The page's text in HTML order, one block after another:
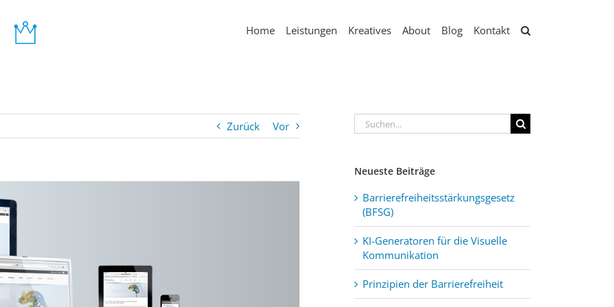
Home Leistungen Kreatives About Blog Kontakt
Zurück Vor
Suche
nach:
Neueste Beiträge
Barrierefreiheitsstärkungsgesetz
(BFSG)
KI-Generatoren für die Visuelle
Kommunikation
Prinzipien der Barrierefreiheit